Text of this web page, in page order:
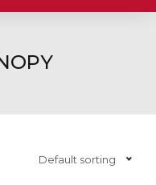
Default sorting